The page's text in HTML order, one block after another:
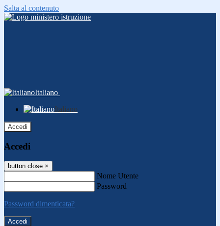
Salta al contenuto
Italiano
Italiano
Accedi
Accedi
button close ×
Nome Utente
Password
Password dimenticata?